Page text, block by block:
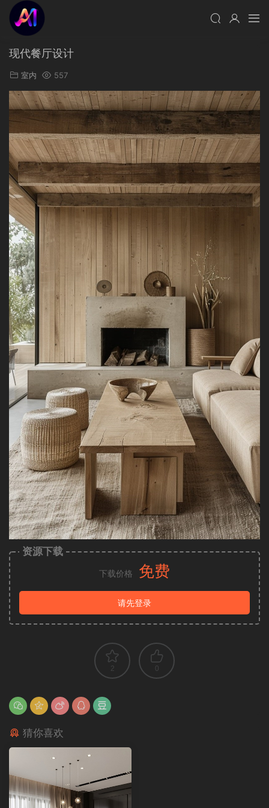
现代餐厅设计
室内 557
资源下载
下载价格 免费
请先登录
2 0
猜你喜欢